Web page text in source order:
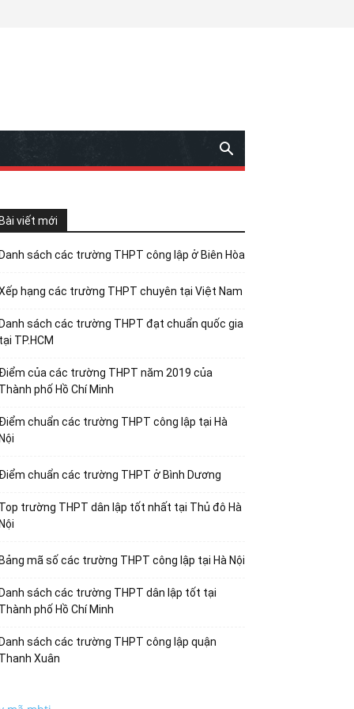
Bài viết mới
Danh sách các trường THPT công lập ở Biên Hòa
hạng các trường THPT chuyên tại Việt Nam
Danh sách các trường THPT đạt chuẩn quốc gia
tại TP.HCM
Điểm của các trường THPT năm 2019 của
Thành phố Hồ Chí Minh
Điểm chuẩn các trường THPT công lập tại Hà
Nội
Điểm chuẩn các trường THPT ở Bình Dương
Top trường THPT dân lập tốt nhất tại Thủ đô Hà
Nội
Bảng mã số các trường THPT công lập tại Hà Nội
Danh sách các trường THPT dân lập tốt tại
Thành phố Hồ Chí Minh
Danh sách các trường THPT công lập quận
Thanh Xuân